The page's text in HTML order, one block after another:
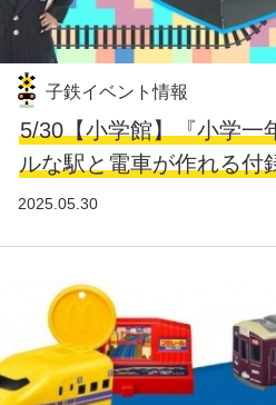
子鉄イベント情報
5/30【小学館】『小学一
ルな駅と電車が作れる付
2025.05.30